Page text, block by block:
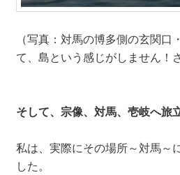
（写真：対馬の博多側の玄関
て、島という感じがしません！
そして、宗像、対馬、壱岐へ旅
私は、実際にその場所～対馬～
した。